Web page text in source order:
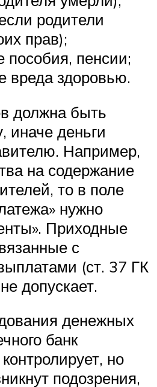
родители
прав);
пособия, пенсии;
вреда здоровью.
должна быть
иначе деньги
Например,
на содержание
то в поле
нужно
Приходные
с
(ст. 37 ГК
допускает.
денежных
банк
но
подозрения,